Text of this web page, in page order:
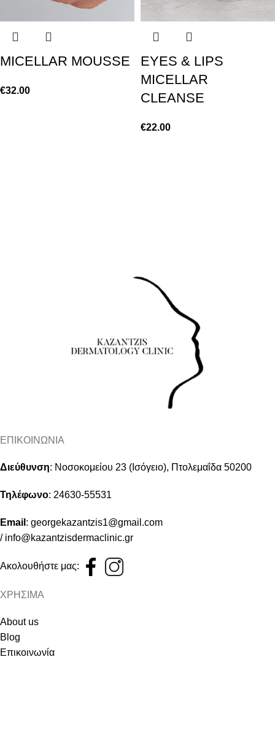
MICELLAR MOUSSE
€32.00
EYES & LIPS
MICELLAR
CLEANSE
€22.00
ΕΠΙΚΟΙΝΩΝΙΑ
Διεύθυνση: Νοσοκομείου 23 (Ισόγειο), Πτολεμαΐδα 50200
Τηλέφωνο: 24630-55531
Email : georgekazantzis1@gmail.com
/ info@kazantzisdermaclinic.gr
Ακολουθήστε μας:
ΧΡΗΣΙΜΑ
About us
Blog
Επικοινωνία